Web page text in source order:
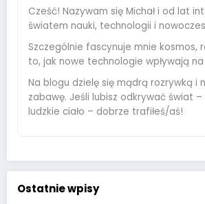
Cześć! Nazywam się Michał i od lat
światem nauki, technologii i
Szczególnie fascynuje mnie kosmos,
to, jak nowe technologie wpływają
Na blogu dzielę się mądrą rozrywką i
zabawę. Jeśli lubisz odkrywać świat
ludzkie ciało – dobrze trafiłeś/aś!
Ostatnie wpisy